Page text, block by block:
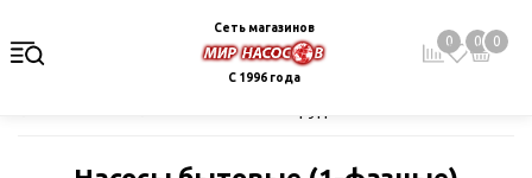
Сеть магазинов
С 1996 года
0 0 0